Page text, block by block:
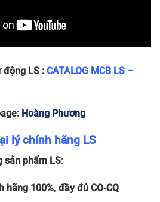
động LS : CATALOG MCB LS –
Hoàng Phương
lý chính hãng LS
sản phẩm LS:
hãng 100%, đầy đủ CO-CQ